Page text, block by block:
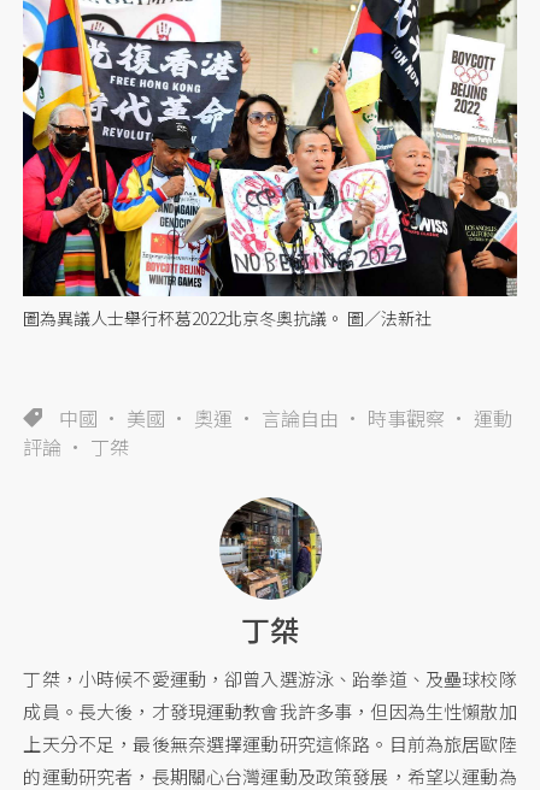
圖為異議人士舉行杯葛2022北京冬奧抗議。 圖／法新社
中國 美國 奧運 言論自由 時事觀察
運動
評論
丁桀
丁桀
丁桀，小時候不愛運動，卻曾入選游泳、跆拳道、及壘球校隊
成員。長大後，才發現運動教會我許多事，但因為生性懶散加
上天分不足，最後無奈選擇運動研究這條路。目前為旅居歐陸
的運動研究者，長期關心台灣運動及政策發展，希望以運動為